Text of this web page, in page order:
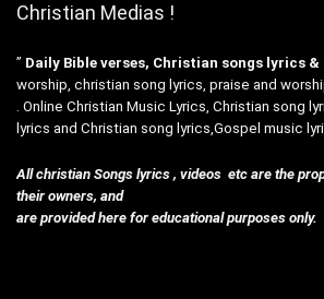
Christian Medias !
” Daily Bible verses, Christian songs lyrics &
worship, christian song lyrics, praise and
. Online Christian Music Lyrics, Christian song
lyrics and Christian song lyrics,Gospel music
All christian Songs lyrics , videos etc are the
their owners, and
are provided here for educational purposes only.